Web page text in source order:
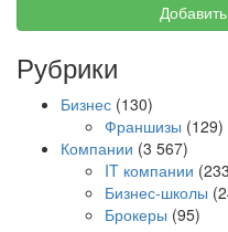
Рубрики
Бизнес (130)
Франшизы (129)
Компании (3 567)
IT компании
Бизнес-школы
Брокеры (95)